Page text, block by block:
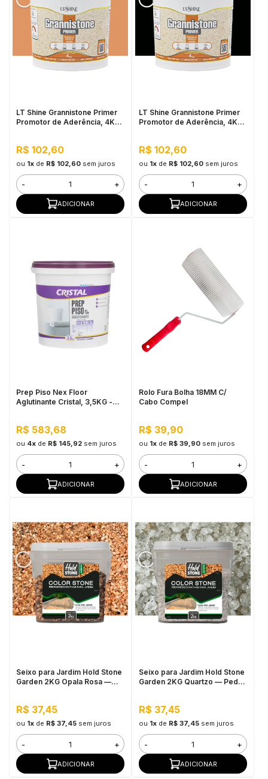
LT Shine Grannistone Primer
Promotor de Aderência, 4KG
R$ 102,60
ou 1xde R$ 102,60 sem juros
- +
ADICIONAR
LT Shine Grannistone Primer
Promotor de Aderência, 4KG
R$ 102,60
ou 1xde R$ 102,60 sem juros
- +
ADICIONAR
Prep Piso Nex Floor
Aglutinante Cristal, 3,5KG -
R$ 583,68
ou 4xde R$ 145,92 sem juros
- +
ADICIONAR
Rolo Fura Bolha 18MM C/
Cabo Compel
R$ 39,90
ou 1xde R$ 39,90 sem juros
- +
ADICIONAR
Seixo para Jardim Hold Stone
Garden 2KG Opala Rosa —
Decoração de Jardim
R$ 37,45
ou 1xde R$ 37,45 sem juros
- +
ADICIONAR
Seixo para Jardim Hold Stone
Garden 2KG Quartzo — Pedra
Externas
R$ 37,45
ou 1xde R$ 37,45 sem juros
- +
ADICIONAR